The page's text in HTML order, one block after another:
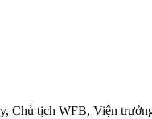
Chủ tịch WFB, Viện